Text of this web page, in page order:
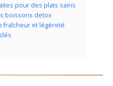
pour des plats sains
boissons detox
fraîcheur et légèreté